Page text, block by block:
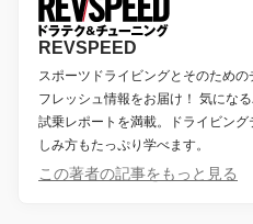
REVSPEED
スポーツドライビングとそのため
フレッシュ情報をお届け！ 気にな
試乗レポートを満載。ドライビン
しみ方もたっぷり学べます。
この著者の記事をもっと見る